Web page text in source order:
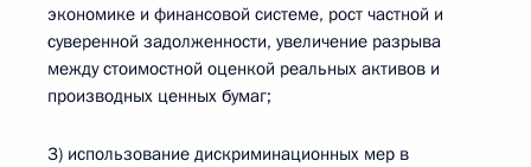
экономике и финансовой системе, рост частной и
суверенной задолженности, увеличение разрыва
между стоимостной оценкой реальных активов и
производных ценных бумаг;
3) использование дискриминационных мер в